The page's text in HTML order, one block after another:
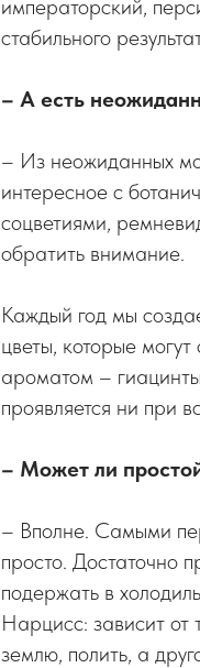
императорский,
стабильного
– А есть
– Из неожиданных
интересное с
соцветиями,
обратить внимание.
Каждый год мы
цветы, которые
ароматом –
проявляется ни при
– Может ли
– Вполне. Самыми
просто. Достаточно
подержать в
Нарцисс: зависит от
землю, полить, а